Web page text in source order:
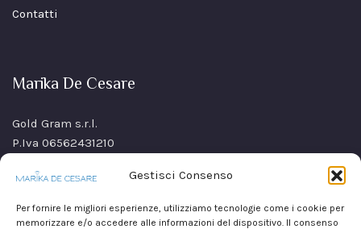
Gestisci Consenso
Per fornire le migliori esperienze, utilizziamo tecnologie come i cookie per
memorizzare e/o accedere alle informazioni del dispositivo. Il consenso
Contatti
Marika De Cesare
Gold Gram s.r.l.
P.Iva 06562431210
80021 Afragola(NA)